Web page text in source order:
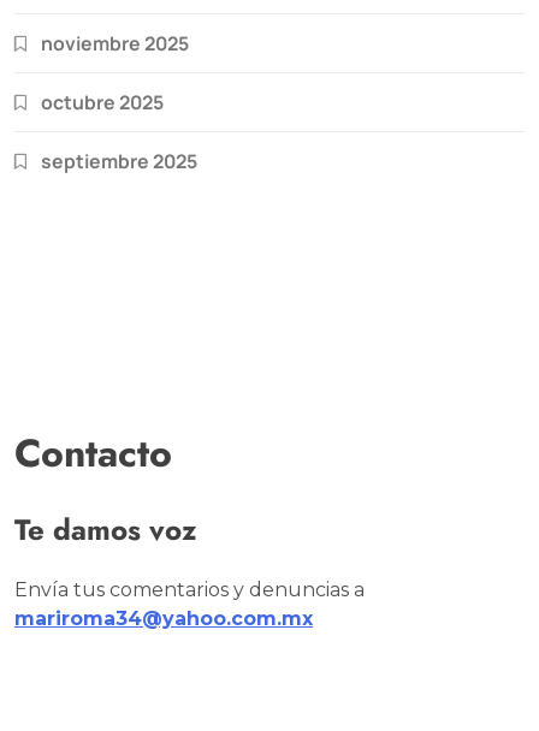
noviembre 2025
octubre 2025
septiembre 2025
Contacto
Te damos voz
Envía tus comentarios y denuncias a
mariroma34@yahoo.com.mx